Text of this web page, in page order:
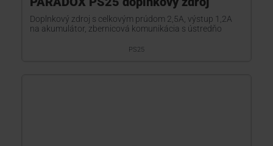
Doplnkový zdroj s celkovým prúdom 2,5A, výstup 1,2A
na akumulátor, zbernicová komunikácia s ústredňo
PS25